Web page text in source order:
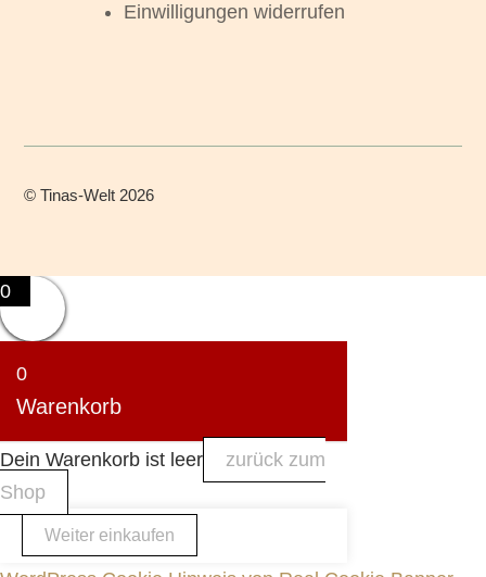
Einwilligungen widerrufen
©Tinas-Welt 2026
0
0
Warenkorb
Dein Warenkorb ist leer
zurück zum
Shop
Weiter einkaufen